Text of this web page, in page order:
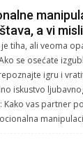
a vi
tiha, ali veoma
se osećate
igru i
iskustvo
vas partner